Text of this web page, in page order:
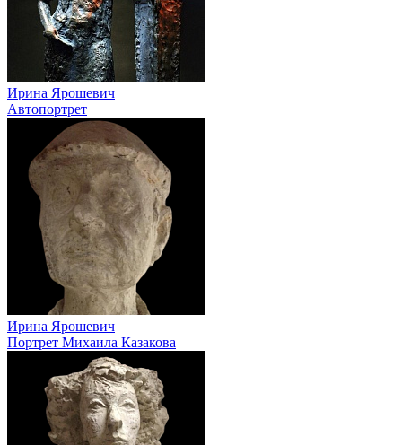
Ирина Ярошевич
Автопортрет
Ирина Ярошевич
Портрет Михаила Казакова